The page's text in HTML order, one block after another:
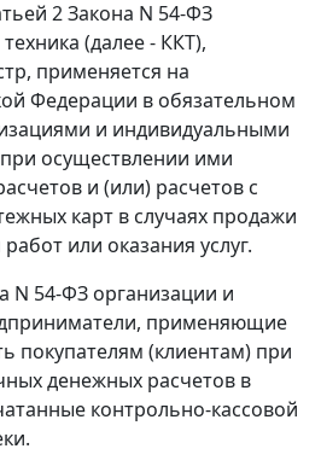
2Закона N 54-ФЗ
(далее - ККТ),
применяется на
Федерации в обязательном
и индивидуальными
осуществлении ими
и (или) расчетов с
карт в случаях продажи
или оказания услуг.
N 54-ФЗ организации и
применяющие
покупателям (клиентам) при
денежных расчетов в
контрольно-кассовой